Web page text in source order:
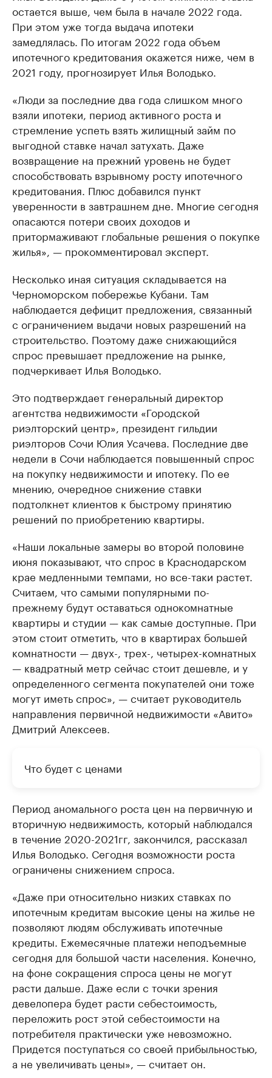
остается выше, чем была в начале 2022 года.
При этом уже тогда выдача ипотеки
замедлялась. По итогам 2022 года объем
ипотечного кредитования окажется ниже, чем в
2021 году, прогнозирует Илья Володько.
«Люди за последние два года слишком много
взяли ипотеки, период активного роста и
стремление успеть взять жилищный займ по
выгодной ставке начал затухать. Даже
возвращение на прежний уровень не будет
способствовать взрывному росту ипотечного
кредитования. Плюс добавился пункт
уверенности в завтрашнем дне. Многие сегодня
опасаются потери своих доходов и
притормаживают глобальные решения о покупке
жилья», — прокомментировал эксперт.
Несколько иная ситуация складывается на
Черноморском побережье Кубани. Там
наблюдается дефицит предложения, связанный
с ограничением выдачи новых разрешений на
строительство. Поэтому даже снижающийся
спрос превышает предложение на рынке,
подчеркивает Илья Володько.
Это подтверждает генеральный директор
агентства недвижимости «Городской
риэлторский центр», президент гильдии
риэлторов Сочи Юлия Усачева. Последние две
недели в Сочи наблюдается повышенный спрос
на покупку недвижимости и ипотеку. По ее
мнению, очередное снижение ставки
подтолкнет клиентов к быстрому принятию
решений по приобретению квартиры.
«Наши локальные замеры во второй половине
июня показывают, что спрос в Краснодарском
крае медленными темпами, но все-таки растет.
Считаем, что самыми популярными по-
прежнему будут оставаться однокомнатные
квартиры и студии — как самые доступные. При
этом стоит отметить, что в квартирах большей
комнатности — двух-, трех-, четырех-комнатных
— квадратный метр сейчас стоит дешевле, и у
определенного сегмента покупателей они тоже
могут иметь спрос», — считает руководитель
направления первичной недвижимости «Авито»
Дмитрий Алексеев.
Что будет с ценами
Период аномального роста цен на первичную и
вторичную недвижимость, который наблюдался
в течение 2020-2021гг, закончился, рассказал
Илья Володько. Сегодня возможности роста
ограничены снижением спроса.
«Даже при относительно низких ставках по
ипотечным кредитам высокие цены на жилье не
позволяют людям обслуживать ипотечные
кредиты. Ежемесячные платежи неподъемные
сегодня для большой части населения. Конечно,
на фоне сокращения спроса цены не могут
расти дальше. Даже если с точки зрения
девелопера будет расти себестоимость,
переложить рост этой себестоимости на
потребителя практически уже невозможно.
Придется поступаться со своей прибыльностью,
а не увеличивать цены», — считает он.